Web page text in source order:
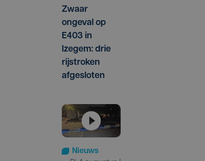
Zwaar
ongeval op
E403 in
Izegem: drie
rijstroken
afgesloten
Nieuws